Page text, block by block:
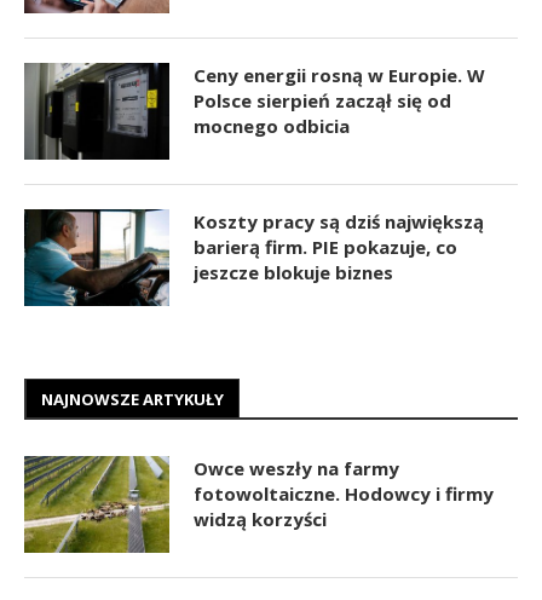
Ceny energii rosną w Europie. W
Polsce sierpień zaczął się od
mocnego odbicia
Koszty pracy są dziś największą
barierą firm. PIE pokazuje, co
jeszcze blokuje biznes
NAJNOWSZE ARTYKUŁY
Owce weszły na farmy
fotowoltaiczne. Hodowcy i firmy
widzą korzyści